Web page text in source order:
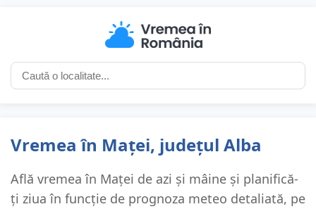
Vremea în Maței, județul Alba
Află vremea în Maței de azi și mâine și planifică-
ți ziua în funcție de prognoza meteo detaliată, pe